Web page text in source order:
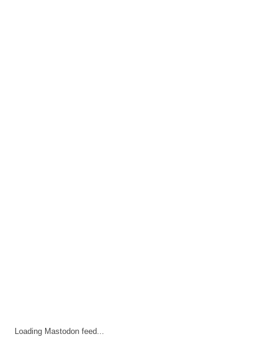
Loading Mastodon feed...